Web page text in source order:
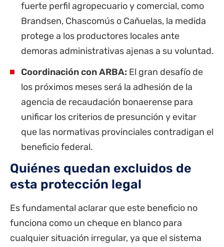
fuerte perfil agropecuario y comercial, como
Brandsen, Chascomús o Cañuelas, la medida
protege a los productores locales ante
demoras administrativas ajenas a su voluntad.
Coordinación con ARBA: El gran desafío de
los próximos meses será la adhesión de la
agencia de recaudación bonaerense para
unificar los criterios de presunción y evitar
que las normativas provinciales contradigan el
beneficio federal.
Quiénes quedan excluidos de
esta protección legal
Es fundamental aclarar que este beneficio no
funciona como un cheque en blanco para
cualquier situación irregular, ya que el sistema